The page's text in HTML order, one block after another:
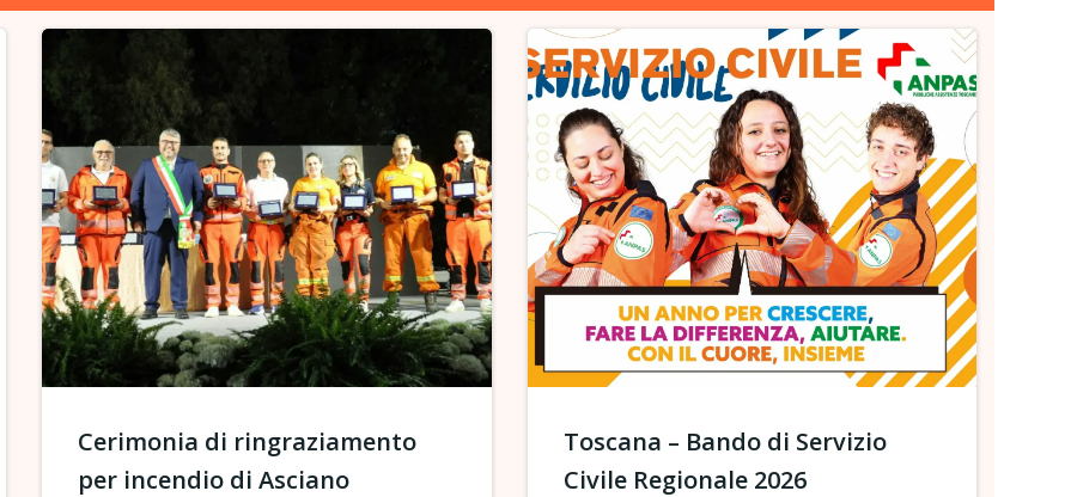
Cerimonia di ringraziamento
per incendio di Asciano
Toscana – Bando di Servizio
Civile Regionale 2026